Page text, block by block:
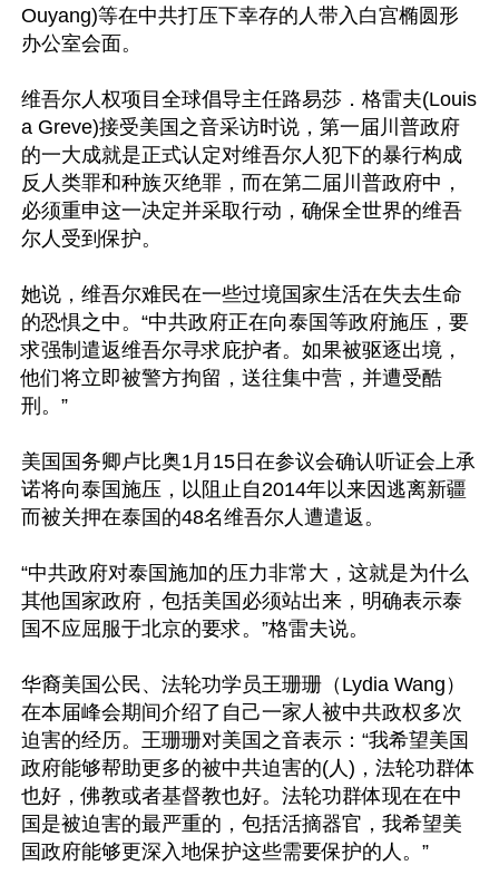
Ouyang)等在中共打压下幸存的人带入白宫椭圆形
办公室会面。
维吾尔人权项目全球倡导主任路易莎．格雷夫(Louis
a Greve)接受美国之音采访时说，第一届川普政府
的一大成就是正式认定对维吾尔人犯下的暴行构成
反人类罪和种族灭绝罪，而在第二届川普政府中，
必须重申这一决定并采取行动，确保全世界的维吾
尔人受到保护。
她说，维吾尔难民在一些过境国家生活在失去生命
的恐惧之中。“中共政府正在向泰国等政府施压，要
求强制遣返维吾尔寻求庇护者。如果被驱逐出境，
他们将立即被警方拘留，送往集中营，并遭受酷
刑。”
美国国务卿卢比奥1月15日在参议会确认听证会上承
诺将向泰国施压，以阻止自2014年以来因逃离新疆
而被关押在泰国的48名维吾尔人遭遣返。
“中共政府对泰国施加的压力非常大，这就是为什么
其他国家政府，包括美国必须站出来，明确表示泰
国不应屈服于北京的要求。”格雷夫说。
华裔美国公民、法轮功学员王珊珊（Lydia Wang）
在本届峰会期间介绍了自己一家人被中共政权多次
迫害的经历。王珊珊对美国之音表示：“我希望美国
政府能够帮助更多的被中共迫害的(人)，法轮功群体
也好，佛教或者基督教也好。法轮功群体现在在中
国是被迫害的最严重的，包括活摘器官，我希望美
国政府能够更深入地保护这些需要保护的人。”